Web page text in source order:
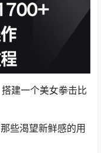
建一个美女拳击比
些渴望新鲜感的用